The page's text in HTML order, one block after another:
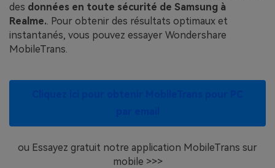
des données en toute sécurité de Samsung à
Realme.. Pour obtenir des résultats optimaux et
instantanés, vous pouvez essayer Wondershare
MobileTrans.
ou Essayez gratuit notre application MobileTrans sur
mobile >>>